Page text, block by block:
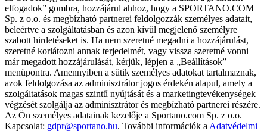
elfogadok” gombra, hozzájárul ahhoz, hogy a SPORTANO.COM
Sp. z o.o. és megbízható partnerei feldolgozzák személyes adatait,
beleértve a szolgáltatásban és azon kívül megjelenő személyre
szabott hirdetéseket is. Ha nem szeretné megadni a hozzájárulást,
szeretné korlátozni annak terjedelmét, vagy vissza szeretné vonni
már megadott hozzájárulását, kérjük, lépjen a „Beállítások”
menüpontra. Amennyiben a sütik személyes adatokat tartalmaznak,
azok feldolgozása az adminisztrátor jogos érdekén alapul, amely a
szolgáltatások magas szintű nyújtását és a marketingtevékenységek
végzését szolgálja az adminisztrátor és megbízható partnerei részére.
Az Ön személyes adatainak kezelője a Sportano.com Sp. z o.o.
Kapcsolat: gdpr@sportano.hu. További információk a Adatvédelmi